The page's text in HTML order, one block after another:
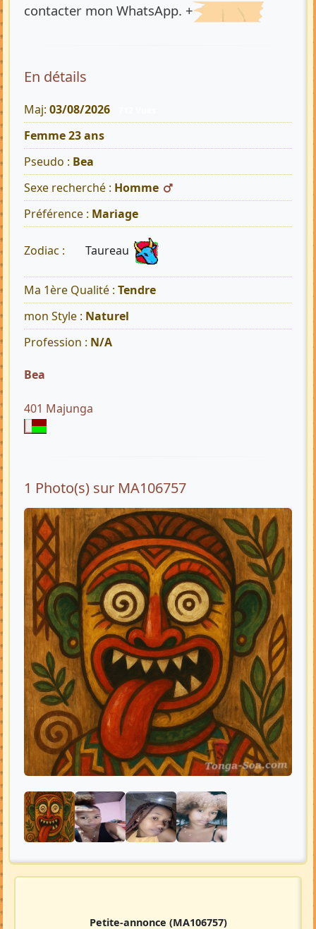
contacter mon WhatsApp. +
En détails
Maj: 03/08/2026
Femme 23 ans
Pseudo : Bea
Sexe recherché : Homme
Préférence : Mariage
Zodiac : Taureau
Ma 1ère Qualité : Tendre
mon Style : Naturel
Profession : N/A
Bea
401 Majunga
1 Photo(s) sur MA106757
Petite-annonce (MA106757)